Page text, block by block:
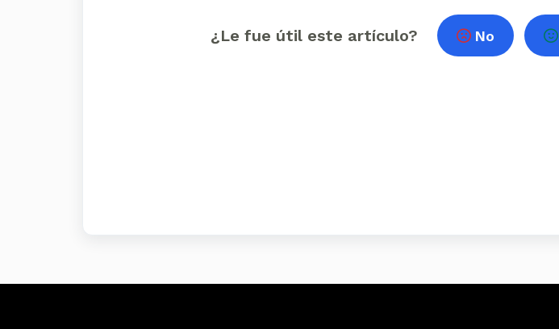
¿Le fue útil este artículo? No